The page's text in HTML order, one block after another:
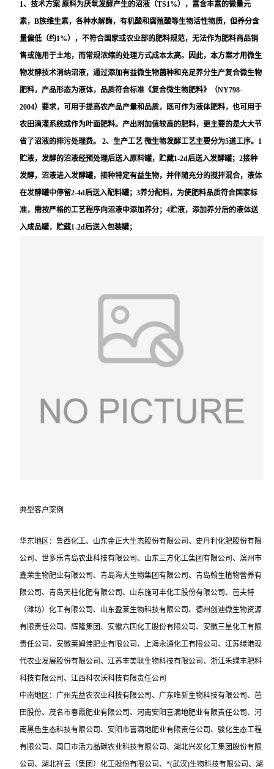
1、技术方案 原料为厌氧发酵产生的沼液（TS1%），富含丰富的微量元
素，B族维生素，各种水解酶，有机酸和腐殖酸等生物活性物质，但养分含
量偏低（约1%），不符合国家或农业部的肥料规范，无法作为肥料商品销
售或施用于土地，而常规浓缩的处理方式成本太高。因此，本方案才用微生
物发酵技术消纳沼液，通过添加有益微生物菌种和充足养分生产复合微生物
肥料，产品形态为液体，品质符合标准《复合微生物肥料》（NY798-
2004）要求，可用于提高农产品产量和品质，既可作为液体肥料，也可用于
农田滴灌系统或作为叶面肥料。产出附加值较高的肥料，更主要的是大大节
省了沼液的排污处理费。 2、生产工艺 微生物发酵工艺主要分为5道工序。1
贮液，发酵的沼液经预处理后送入原料罐，贮藏1-2d后送入发酵罐；2接种
发酵，沼液进入发酵罐，接种特定有益生物，并伴随充分的搅拌混合，液体
在发酵罐中停留2-4d后送入配料罐；3养分配料，为使肥料品质符合国家标
准，需按严格的工艺程序向沼液中添加养分；4贮液，添加养分后的液体送
入成品罐，贮藏1-2d后送入包装罐；
典型客户案例
华东地区：鲁西化工、山东金正大生态股份有限公司、史丹利化肥股份有限
公司、世多乐青岛农业科技有限公司、山东三方化工集团有限公司、滨州市
鑫荣生物肥业有限公司、青岛海大生物集团有限公司、青岛翰生植物营养有
限公司、青岛天柱化肥有限公司、山东施可丰化工股份有限公司、芭夫特
（潍坊）化工有限公司、山东盈莱生物科技有限公司、德州创迪微生物资源
有限责任公司、辉隆集团、安徽六国化工股份有限公司、安徽三星化工有限
责任公司、安徽莱姆佳肥业有限公司、上海永通化工有限公司、江苏绿港现
代农业发展股份有限公司、江苏丰美联生物科技有限公司、浙江禾绿丰肥料
科技有限公司、江西科农沃科技有限责任公司
中南地区：广州先益农农业科技有限公司、广东唯新生物科技有限公司、芭
田股份、茂名市春霞肥业有限公司、河南安阳喜满地肥业有限责任公司、河
南黑色生态科技有限公司、安阳市喜满地肥业有限责任公司、骏化生态工程
有限公司、周口市活力晶碳农业科技有限公司、湖北兴发化工集团股份有限
公司、湖北祥云（集团）化工股份有限公司、*(武汉)生物科技有限公司、湖